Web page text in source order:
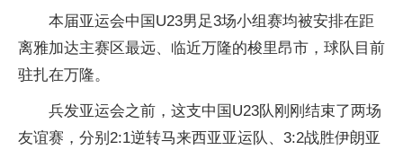
本届亚运会中国U23男足3场小组赛均被安排在距
离雅加达主赛区最远、临近万隆的梭里昂市，球队目前
驻扎在万隆。
兵发亚运会之前，这支中国U23队刚刚结束了两场
友谊赛，分别2:1逆转马来西亚亚运队、3:2战胜伊朗亚